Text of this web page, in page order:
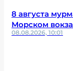
8 августа
Морском
08.08.2026, 10:01